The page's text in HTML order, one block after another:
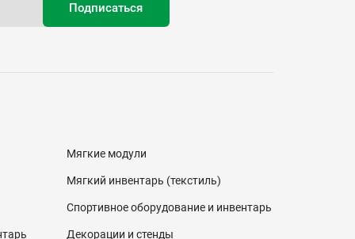
Мягкие модули
Мягкий инвентарь (текстиль)
Спортивное оборудование и инвентарь
Декорации и стенды